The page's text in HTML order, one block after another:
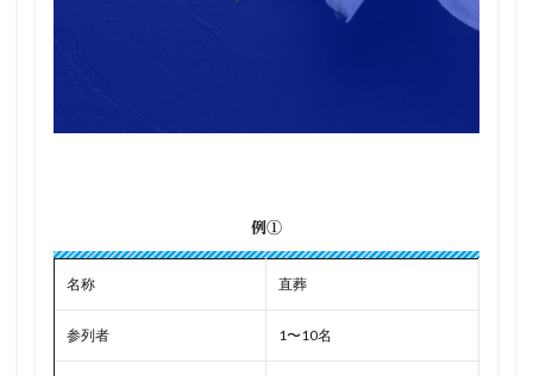
例①
名称 直葬
参列者 1〜10名